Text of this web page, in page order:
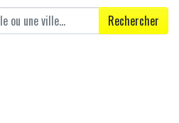
Rechercher